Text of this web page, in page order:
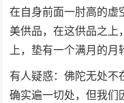
在自身前面一肘高的虚
美供品，在这供品之上
上，垫有一个满月的月
有人疑惑：佛陀无处不
确实遍一切处，但我们